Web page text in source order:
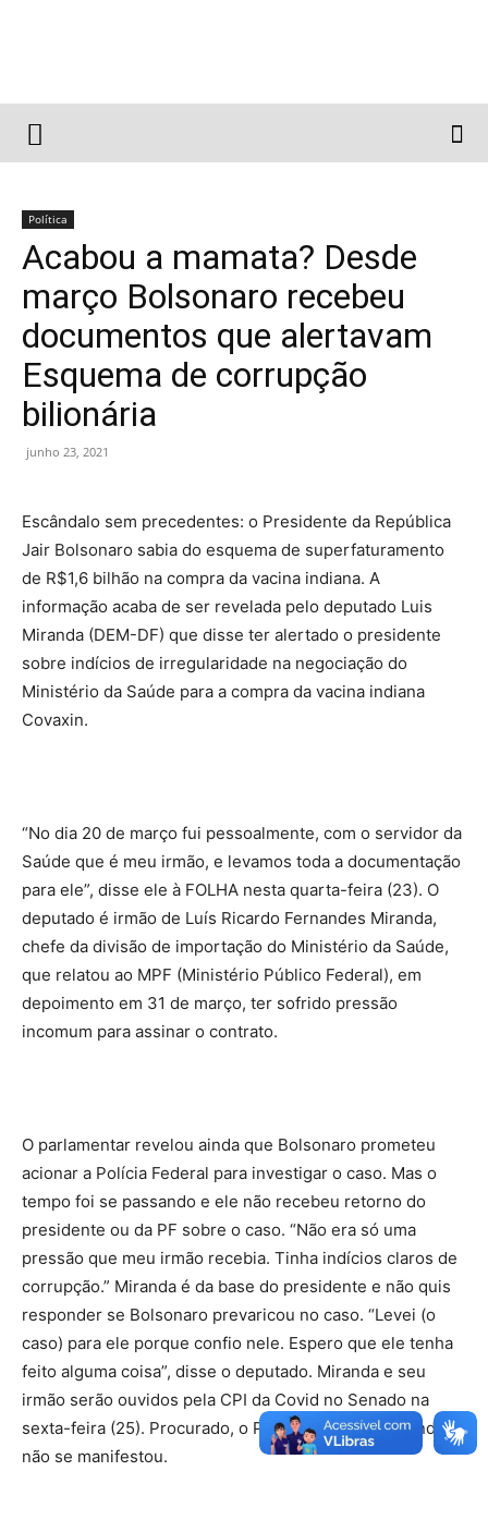
Política
Acabou a mamata? Desde
março Bolsonaro recebeu
documentos que alertavam
Esquema de corrupção
bilionária
junho 23, 2021
Escândalo sem precedentes: o Presidente da República
Jair Bolsonaro sabia do esquema de superfaturamento
de R$1,6 bilhão na compra da vacina indiana. A
informação acaba de ser revelada pelo deputado Luis
Miranda (DEM-DF) que disse ter alertado o presidente
sobre indícios de irregularidade na negociação do
Ministério da Saúde para a compra da vacina indiana
Covaxin.
“No dia 20 de março fui pessoalmente, com o servidor da
Saúde que é meu irmão, e levamos toda a documentação
para ele”, disse ele à FOLHA nesta quarta-feira (23). ​O
deputado é irmão de Luís Ricardo Fernandes Miranda,
chefe da divisão de importação do Ministério da Saúde,
que relatou ao MPF (Ministério Público Federal), em
depoimento em 31 de março, ter sofrido pressão
incomum para assinar o contrato.
O parlamentar revelou ainda que Bolsonaro prometeu
acionar a Polícia Federal para investigar o caso. Mas o
tempo foi se passando e ele não recebeu retorno do
presidente ou da PF sobre o caso. “Não era só uma
pressão que meu irmão recebia. Tinha indícios claros de
corrupção.” Miranda é da base do presidente e não quis
responder se Bolsonaro prevaricou no caso. “Levei (o
caso) para ele porque confio nele. Espero que ele tenha
feito alguma coisa”, disse o deputado. Miranda e seu
irmão serão ouvidos pela CPI da Covid no Senado na
sexta-feira (25). Procurado, o Palácio do Planalto ainda
não se manifestou.